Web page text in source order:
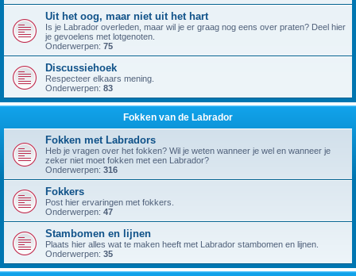
Uit het oog, maar niet uit het hart
Is je Labrador overleden, maar wil je er graag nog eens over praten? Deel hier
je gevoelens met lotgenoten.
Onderwerpen: 75
Discussiehoek
Respecteer elkaars mening.
Onderwerpen: 83
Fokken van de Labrador
Fokken met Labradors
Heb je vragen over het fokken? Wil je weten wanneer je wel en wanneer je
zeker niet moet fokken met een Labrador?
Onderwerpen: 316
Fokkers
Post hier ervaringen met fokkers.
Onderwerpen: 47
Stambomen en lijnen
Plaats hier alles wat te maken heeft met Labrador stambomen en lijnen.
Onderwerpen: 35